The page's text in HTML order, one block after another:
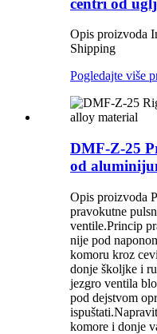
Opis proizvoda
Shipping
Pogledajte više
DMF-Z-25
od
Opis proizvoda
pravokutne
ventile.Princip
nije pod
komoru kroz
donje školjke i
jezgro ventila
pod dejstvom
komore i donje